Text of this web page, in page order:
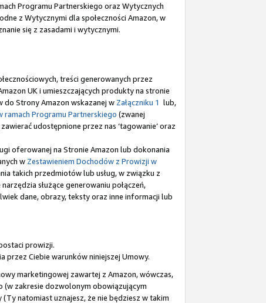
Programu Partnerskiego oraz Wytycznych
z Wytycznymi dla społeczności Amazon, w
się z zasadami i wytycznymi.
treści generowanych przez
UK i umieszczających produkty na stronie
do Strony Amazon wskazanej w Załączniku 1 lub,
ramach Programu Partnerskiego (zwanej
udostępnione przez nas ‘tagowanie’ oraz
oferowanej na Stronie Amazon lub dokonania
w Zestawieniem Dochodów z Prowizji w
takich przedmiotów lub usług, w związku z
służące generowaniu połączeń,
dane, obrazy, teksty oraz inne informacji lub
prowizji.
przez Ciebie warunków niniejszej Umowy.
marketingowej zawartej z Amazon, wówczas,
(w zakresie dozwolonym obowiązującym
natomiast uznajesz, że nie będziesz w takim